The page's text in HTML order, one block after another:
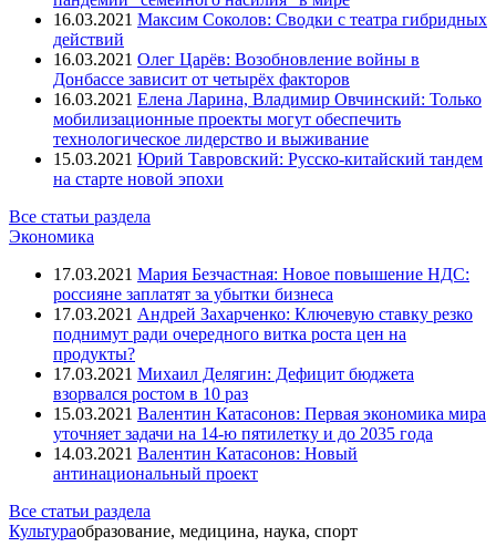
16.03.2021 Максим Соколов: Сводки с театра гибридных
действий
16.03.2021 Олег Царёв: Возобновление войны в
Донбассе зависит от четырёх факторов
16.03.2021 Елена Ларина, Владимир Овчинский: Только
мобилизационные проекты могут обеспечить
технологическое лидерство и выживание
15.03.2021 Юрий Тавровский: Русско-китайский тандем
на старте новой эпохи
Все статьи раздела
Экономика
17.03.2021 Мария Безчастная: Новое повышение НДС:
россияне заплатят за убытки бизнеса
17.03.2021 Андрей Захарченко: Ключевую ставку резко
поднимут ради очередного витка роста цен на
продукты?
17.03.2021 Михаил Делягин: Дефицит бюджета
взорвался ростом в 10 раз
15.03.2021 Валентин Катасонов: Первая экономика мира
уточняет задачи на 14-ю пятилетку и до 2035 года
14.03.2021 Валентин Катасонов: Новый
антинациональный проект
Все статьи раздела
Культураобразование, медицина, наука, спорт